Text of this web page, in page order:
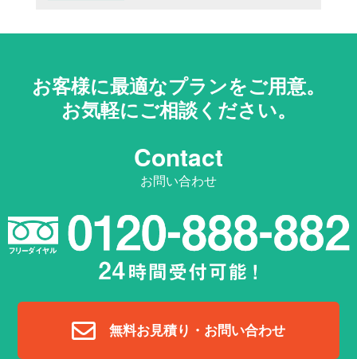
お客様に最適なプランをご用意。
お気軽にご相談ください。
Contact
お問い合わせ
無料お見積り・お問い合わせ